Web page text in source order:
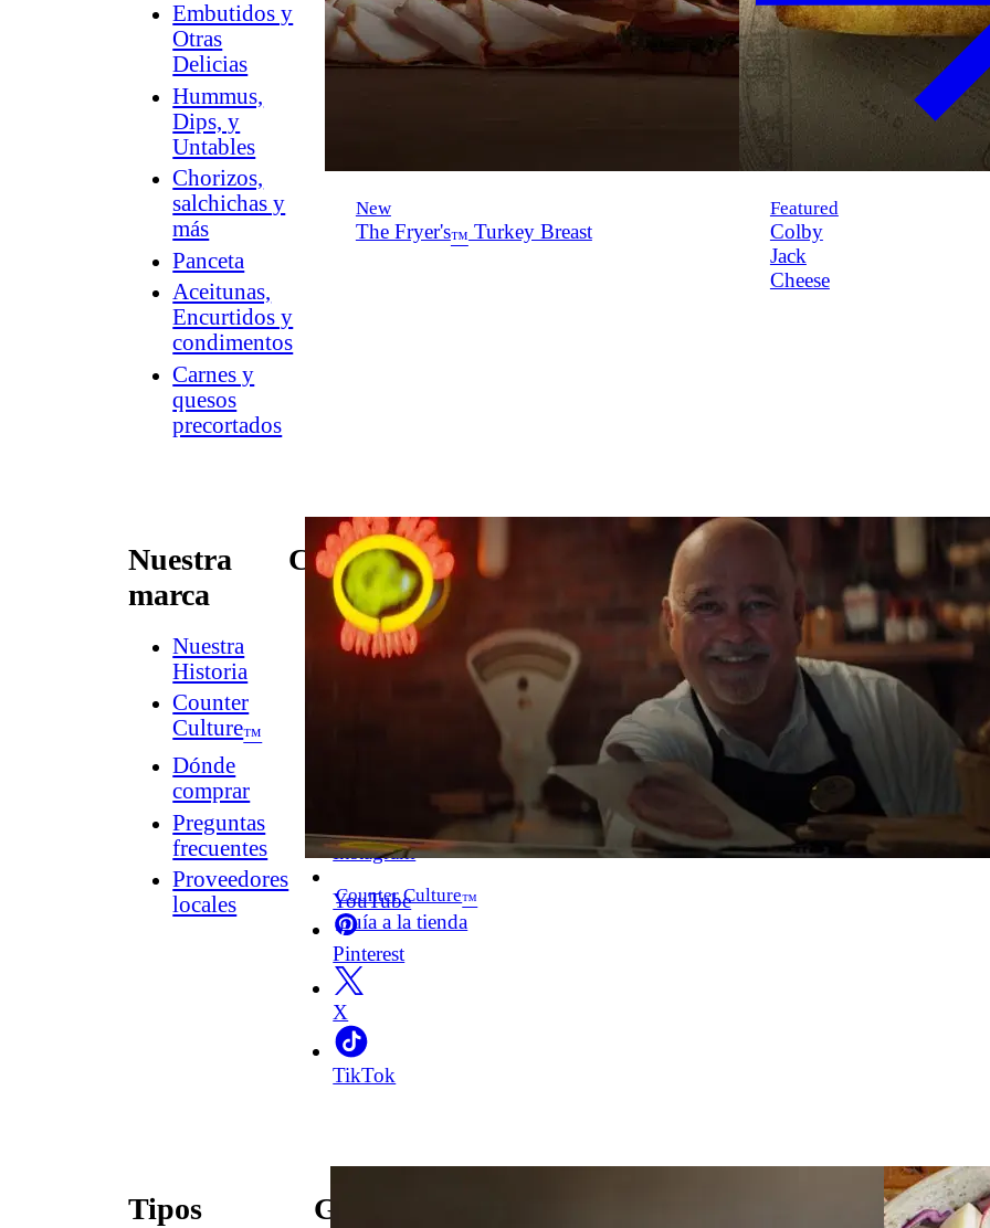
Embutidos y
Otras
Delicias
Hummus,
Dips, y
Untables
Chorizos,
salchichas y
más
Panceta
Aceitunas,
Encurtidos y
condimentos
Carnes y
quesos
precortados
New
The Fryer's™ Turkey Breast
Featured
Colby
Jack
Cheese
Nuestra
marca
Nuestra
Historia
Counter
Culture™
Dónde
comprar
Preguntas
frecuentes
Proveedores
locales
Conectar
Contacto
Newsletter
Instagram
YouTube
Pinterest
X
TikTok
Counter Culture™
Guía a la tienda
Tipos Guías